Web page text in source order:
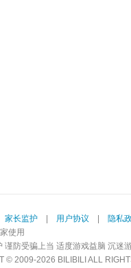
家长监护 用户协议
隐私
使用
防受骗上当 适度游戏益脑 沉迷
© 2009-2026 BILIBILI ALL